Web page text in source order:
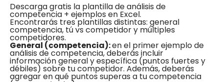
Descarga gratis la plantilla de análisis de
competencia + ejemplos en Excel.
Encontrarás tres plantillas distintas: general
competencia, tú vs competidor y múltiples
competidores.
General (competencia):en el primer ejemplo de
análisis de competencia, deberás incluir
información general y específica (puntos fuertes y
débiles) sobre tu competidor. Además, deberás
agregar en qué puntos superas a tu competencia